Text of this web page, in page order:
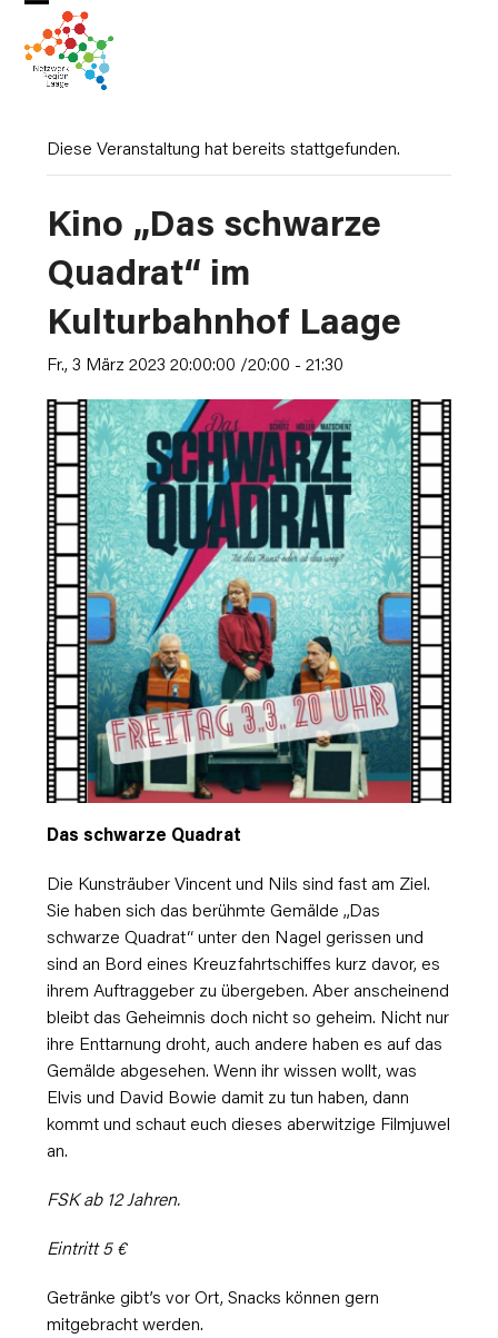
Skip
content
Open
mobile
menu
Close
mobile
menu
Diese Veranstaltung hat bereits stattgefunden.
Kino „Das schwarze
Quadrat“ im
Kulturbahnhof Laage
Fr., 3 März 2023 20:00:00 /20:00 -21:30
Das schwarze Quadrat
Die Kunsträuber Vincent und Nils sind fast am Ziel.
Sie haben sich das berühmte Gemälde „Das
schwarze Quadrat“ unter den Nagel gerissen und
sind an Bord eines Kreuzfahrtschiffes kurz davor, es
ihrem Auftraggeber zu übergeben. Aber anscheinend
bleibt das Geheimnis doch nicht so geheim. Nicht nur
ihre Enttarnung droht, auch andere haben es auf das
Gemälde abgesehen. Wenn ihr wissen wollt, was
Elvis und David Bowie damit zu tun haben, dann
kommt und schaut euch dieses aberwitzige Filmjuwel
an.
FSK ab 12 Jahren.
Eintritt 5 €
Getränke gibt’s vor Ort, Snacks können gern
mitgebracht werden.